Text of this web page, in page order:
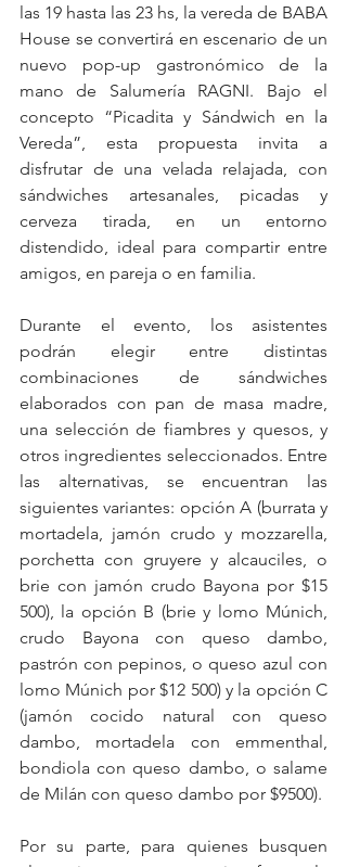
las 19 hasta las 23 hs, la vereda de BABA
House se convertirá en escenario de un
nuevo pop-up gastronómico de la
mano de Salumería RAGNI. Bajo el
concepto “Picadita y Sándwich en la
Vereda”, esta propuesta invita a
disfrutar de una velada relajada, con
sándwiches artesanales, picadas y
cerveza tirada, en un entorno
distendido, ideal para compartir entre
amigos, en pareja o en familia.
Durante el evento, los asistentes
podrán elegir entre distintas
combinaciones de sándwiches
elaborados con pan de masa madre,
una selección de fiambres y quesos, y
otros ingredientes seleccionados. Entre
las alternativas, se encuentran las
siguientes variantes: opción A (burrata y
mortadela, jamón crudo y mozzarella,
porchetta con gruyere y alcauciles, o
brie con jamón crudo Bayona por $15
500), la opción B (brie y lomo Múnich,
crudo Bayona con queso dambo,
pastrón con pepinos, o queso azul con
lomo Múnich por $12 500) y la opción C
(jamón cocido natural con queso
dambo, mortadela con emmenthal,
bondiola con queso dambo, o salame
de Milán con queso dambo por $9500).
Por su parte, para quienes busquen